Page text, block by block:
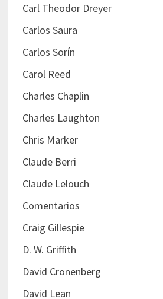
Carl Theodor Dreyer
Carlos Saura
Carlos Sorín
Carol Reed
Charles Chaplin
Charles Laughton
Chris Marker
Claude Berri
Claude Lelouch
Comentarios
Craig Gillespie
D. W. Griffith
David Cronenberg
David Lean